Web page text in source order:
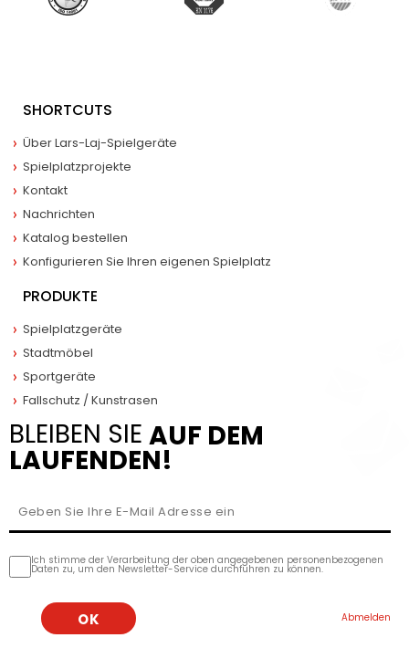
SHORTCUTS
Über Lars-Laj-Spielgeräte
Spielplatzprojekte
Kontakt
Nachrichten
Katalog bestellen
Konfigurieren Sie Ihren eigenen Spielplatz
PRODUKTE
Spielplatzgeräte
Stadtmöbel
Sportgeräte
Fallschutz / Kunstrasen
BLEIBEN SIE AUF DEM
LAUFENDEN!
Ich stimme der Verarbeitung der oben angegebenen personenbezogenen
Daten zu, um den Newsletter-Service durchführen zu können.